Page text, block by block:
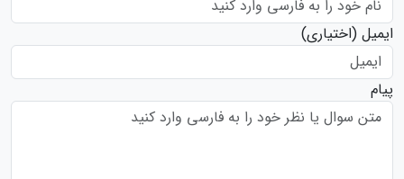
ایمیل (اختیاری)
پیام